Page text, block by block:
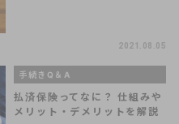
2021.08.05
手続きQ＆A
払済保険ってなに？ 仕組みや
メリット・デメリットを解説